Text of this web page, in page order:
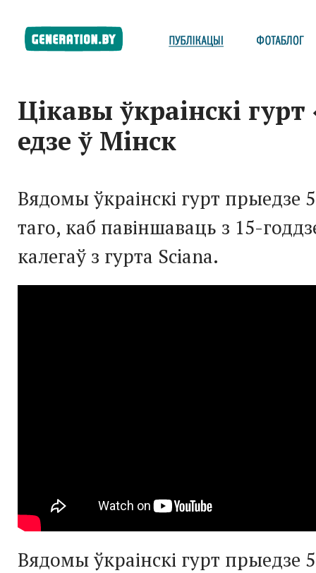
Цікавы ўкраінскі гурт
едзе ў Мінск
Вядомы ўкраінскі гурт прыедзе
таго, каб павіншаваць з 15-
калегаў з гурта Sciana.
Вядомы ўкраінскі гурт прыедзе